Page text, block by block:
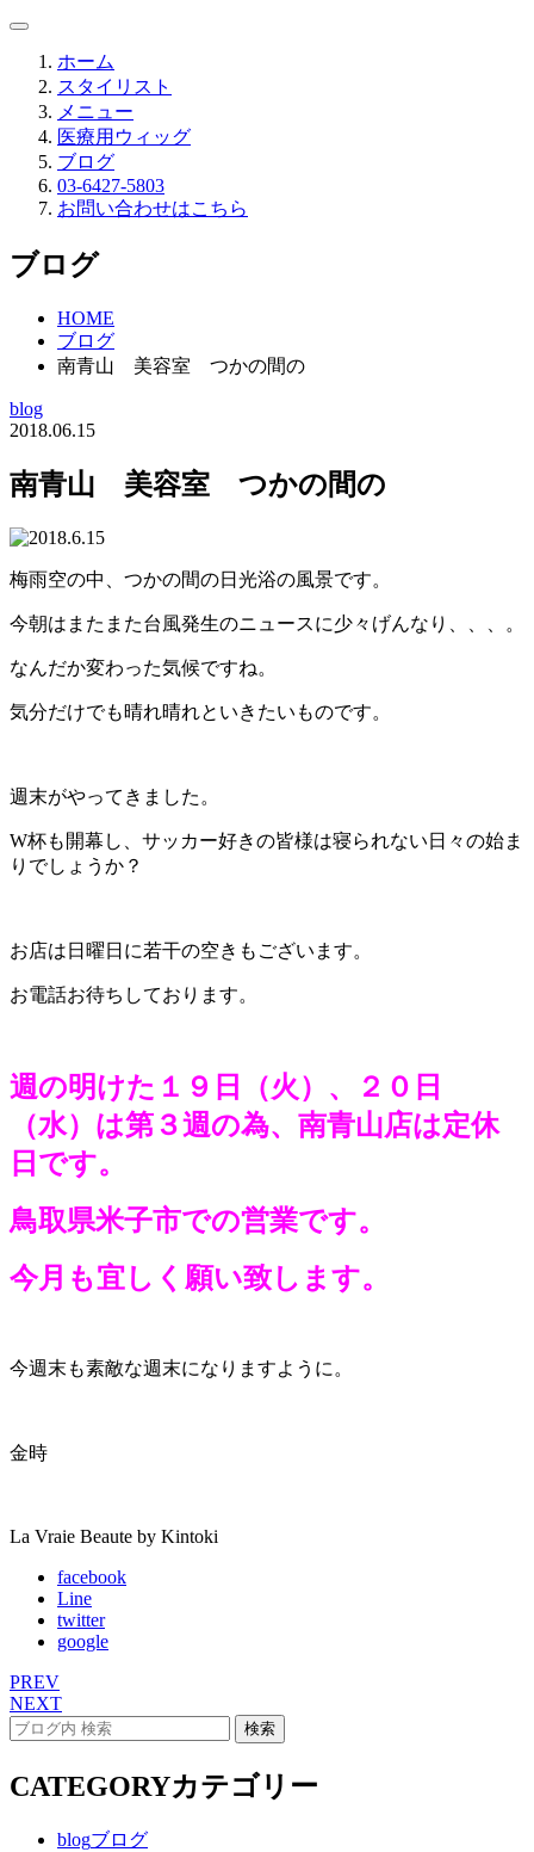
ホーム
スタイリスト
メニュー
医療用ウィッグ
ブログ
03-6427-5803
お問い合わせはこちら
ブログ
HOME
ブログ
南青山 美容室 つかの間の
blog
2018.06.15
南青山 美容室 つかの間の
梅雨空の中、つかの間の日光浴の風景です。
今朝はまたまた台風発生のニュースに少々げんなり、、、。
なんだか変わった気候ですね。
気分だけでも晴れ晴れといきたいものです。
週末がやってきました。
W杯も開幕し、サッカー好きの皆様は寝られない日々の始ま
りでしょうか？
お店は日曜日に若干の空きもございます。
お電話お待ちしております。
週の明けた１９日（火）、２０日
（水）は第３週の為、南青山店は定休
日です。
鳥取県米子市での営業です。
今月も宜しく願い致します。
今週末も素敵な週末になりますように。
金時
La Vraie Beaute by Kintoki
facebook
Line
twitter
google
PREV
NEXT
CATEGORYカテゴリー
blogブログ